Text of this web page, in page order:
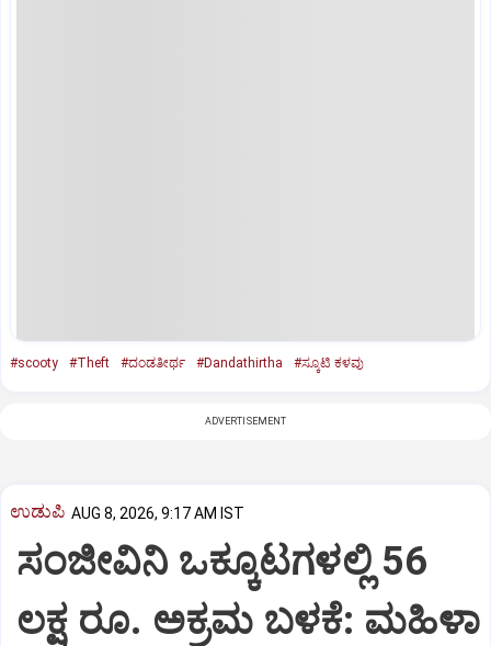
#scooty #Theft #ದಂಡತೀರ್ಥ #Dandathirtha #ಸ್ಕೂಟಿ ಕಳವು
ADVERTISEMENT
ಉಡುಪಿ AUG 8, 2026, 9:17 AM IST
ಸಂಜೀವಿನಿ ಒಕ್ಕೂಟಗಳಲ್ಲಿ 56
ಲಕ್ಷ ರೂ. ಅಕ್ರಮ ಬಳಕೆ: ಮಹಿಳಾ